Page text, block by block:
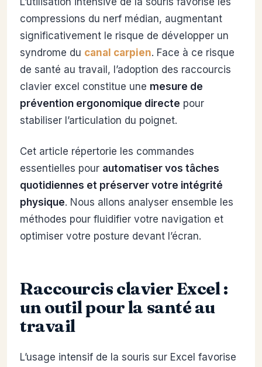
compressions du nerf médian, augmentant
significativement le risque de développer un
syndrome du canal carpien. Face à ce risque
de santé au travail, l’adoption des raccourcis
clavier excel constitue une mesure de
prévention ergonomique directe pour
stabiliser l’articulation du poignet.
Cet article répertorie les commandes
essentielles pour automatiser vos tâches
quotidiennes et préserver votre intégrité
physique. Nous allons analyser ensemble les
méthodes pour fluidifier votre navigation et
optimiser votre posture devant l’écran.
Raccourcis clavier Excel :
un outil pour la santé au
travail
L’usage intensif de la souris sur Excel favorise